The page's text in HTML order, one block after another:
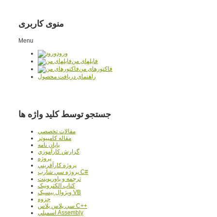
منوی کاربری
Menu
ورود
فایلهای من
فاکتورهای من
راهنمای دریافت محصول
جستجو توسط کلید واژه ها
مقالات تخصصي
مقاله کامپیوتر
پایان نامه
گزارش کارآموزي
پروژه
پروژه کارآفريني
پروژه سي شارپ C#
ترجمه و پاورپوينت
کتاب الکترونيک
ويژوال بيسيک VB
جزوه
سي پلاس پلاس C++
اسمبلي Assembly